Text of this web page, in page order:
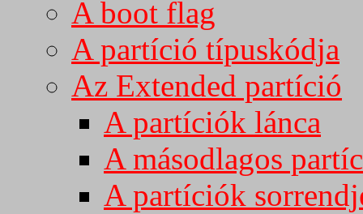
A boot flag
A partíció típuskódja
Az Extended partíció
A partíciók lánca
A másodlagos
A partíciók